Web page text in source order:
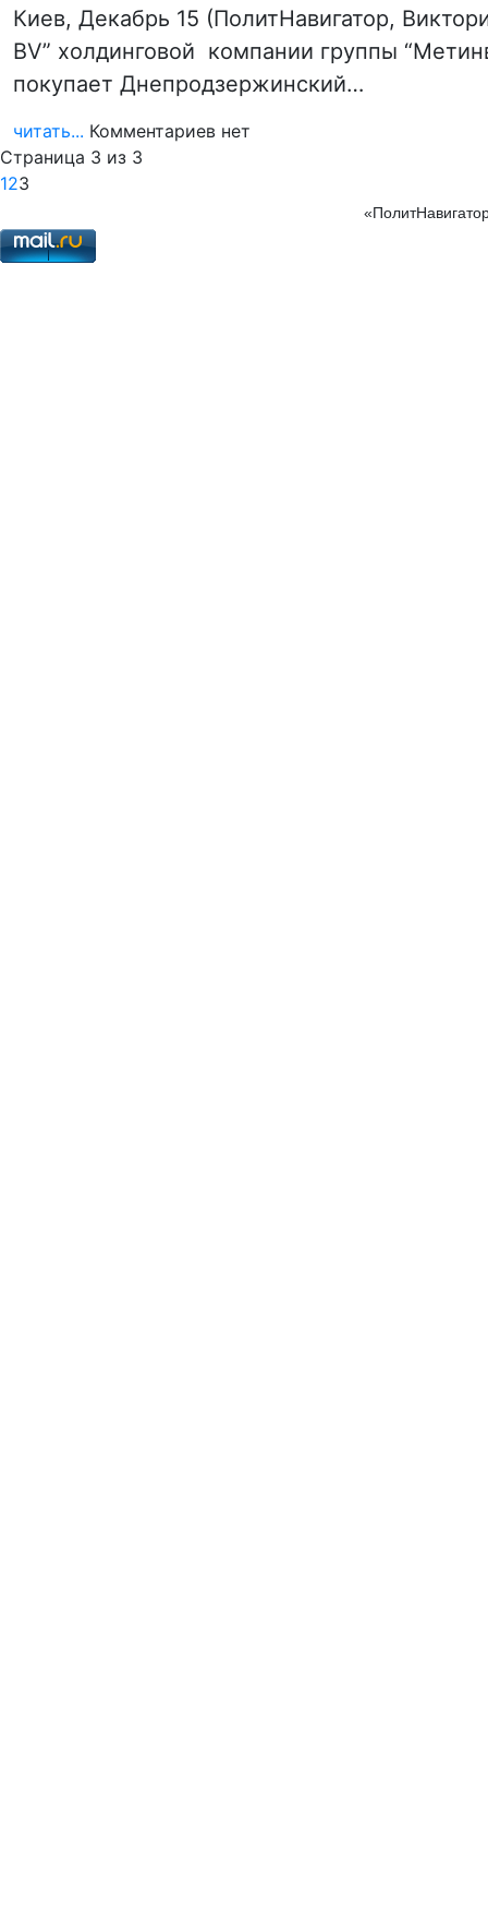
Киев, Декабрь 15 (ПолитНавигатор,
BV” холдинговой компании группы
покупает Днепродзержинский…
читать... Комментариев нет
Страница 3 из 3
123